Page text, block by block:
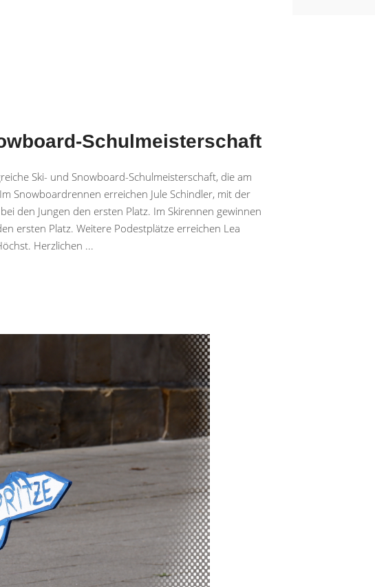
Schulmeisterschaft
Ski- und Snowboard-Schulmeisterschaft, die am
Snowboardrennen erreichen Jule Schindler, mit der
den Jungen den ersten Platz. Im Skirennen gewinnen
ersten Platz. Weitere Podestplätze erreichen Lea
Herzlichen